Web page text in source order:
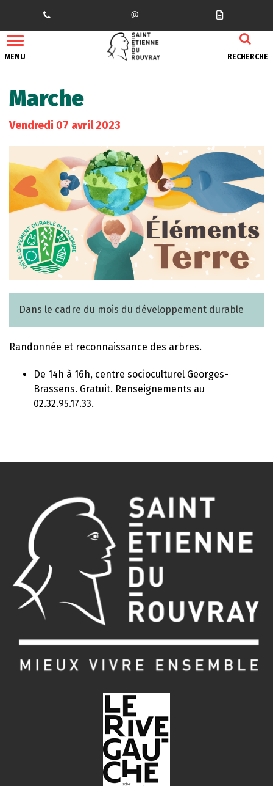
MENU RECHERCHE
Marche
Vendredi 07 avril 2023
Dans le cadre du mois du développement durable
Randonnée et reconnaissance des arbres.
De 14h à 16h, centre socioculturel Georges-
Brassens. Gratuit. Renseignements au
02.32.95.17.33.